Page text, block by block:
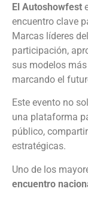
El Autoshowfest
encuentro clave
Marcas líderes
participación,
sus modelos
marcando el
Este evento no
una plataforma
público,
estratégicas.
Uno de los
encuentro